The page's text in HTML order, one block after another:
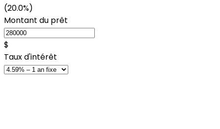
(20.0%)
Montant du prêt
$
Taux d'intérêt